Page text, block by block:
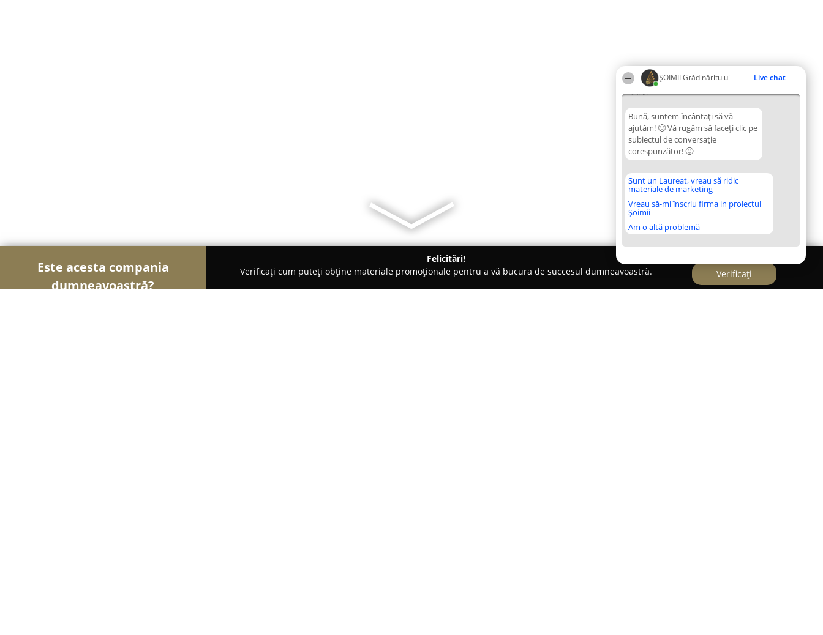
ȘOIMII Grădinăritului Live chat
09:38
Bună, suntem încântați să vă
ajutăm! 🙂 Vă rugăm să faceți clic pe
subiectul de conversație
corespunzător! 🙂
Sunt un Laureat, vreau să ridic
materiale de marketing
Vreau să-mi înscriu firma in proiectul
Șoimii
Am o altă problemă
Este acesta compania
dumneavoastră?
Felicitări!
Verificați cum puteți obține materiale promoționale pentru a vă bucura de succesul dumneavoastră.
Verificați